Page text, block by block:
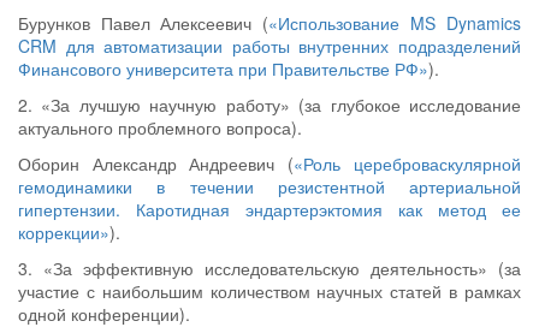
Бурунков Павел Алексеевич («Использование MS Dynamics
CRM для автоматизации работы внутренних подразделений
Финансового университета при Правительстве РФ»).
2. «За лучшую научную работу» (за глубокое исследование
актуального проблемного вопроса).
Оборин Александр Андреевич («Роль цереброваскулярной
гемодинамики в течении резистентной артериальной
гипертензии. Каротидная эндартерэктомия как метод ее
коррекции»).
3. «За эффективную исследовательскую деятельность» (за
участие с наибольшим количеством научных статей в рамках
одной конференции).